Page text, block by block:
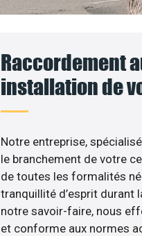
Raccordement
installation de
Notre entreprise,
le branchement de votre
de toutes les formalités
tranquillité d’esprit durant
notre savoir-faire, nous
et conforme aux normes